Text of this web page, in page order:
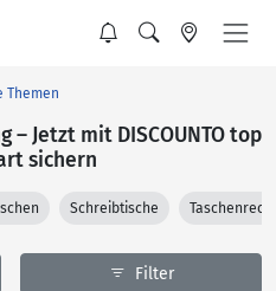
Themen
– Jetzt mit DISCOUNTO top
sichern
Schreibtische
Filter